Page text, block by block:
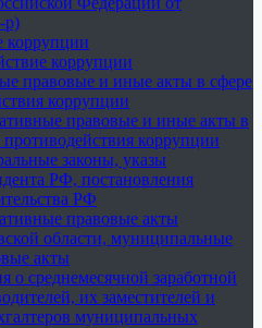
р)
коррупции
коррупции
правовые и иные акты в сфере
коррупции
правовые и иные акты в
противодействия коррупции
законы, указы
РФ, постановления
РФ
правовые акты
области, муниципальные
акты
о среднемесячной заработной
их заместителей и
муниципальных